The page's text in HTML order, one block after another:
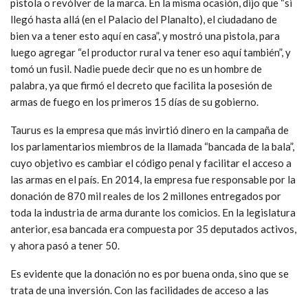
pistola o revólver de la marca. En la misma ocasión, dijo que “si
llegó hasta allá (en el Palacio del Planalto), el ciudadano de
bien va a tener esto aquí en casa”, y mostró una pistola, para
luego agregar “el productor rural va tener eso aquí también”, y
tomó un fusil. Nadie puede decir que no es un hombre de
palabra, ya que firmó el decreto que facilita la posesión de
armas de fuego en los primeros 15 días de su gobierno.
Taurus es la empresa que más invirtió dinero en la campaña de
los parlamentarios miembros de la llamada “bancada de la bala”,
cuyo objetivo es cambiar el código penal y facilitar el acceso a
las armas en el país. En 2014, la empresa fue responsable por la
donación de 870 mil reales de los 2 millones entregados por
toda la industria de arma durante los comicios. En la legislatura
anterior, esa bancada era compuesta por 35 deputados activos,
y ahora pasó a tener 50.
Es evidente que la donación no es por buena onda, sino que se
trata de una inversión. Con las facilidades de acceso a las